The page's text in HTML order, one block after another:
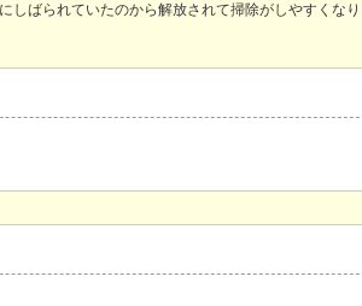
しばられていたのから解放されて掃除がしやすくな